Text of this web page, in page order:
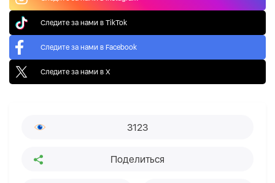
Следите за нами в TikTok
Следите за нами в Facebook
Следите за нами в X
3123
Поделиться